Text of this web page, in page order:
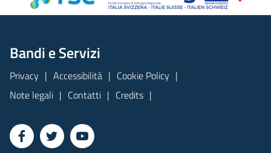
Bandi e Servizi
Privacy Accessibilità
Cookie Policy
Note legali
Contatti Credits